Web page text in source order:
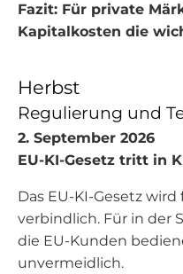
Fazit: Für private
Kapitalkosten die
Herbst
Regulierung und
2. September 2026
EU-KI-Gesetz tritt in
Das EU-KI-Gesetz
verbindlich. Für in der
die EU-Kunden
unvermeidlich.